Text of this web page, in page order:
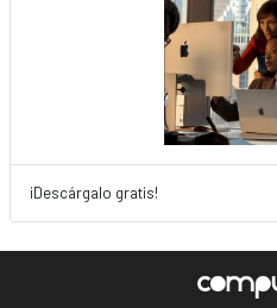
¡Descárgalo gratis!